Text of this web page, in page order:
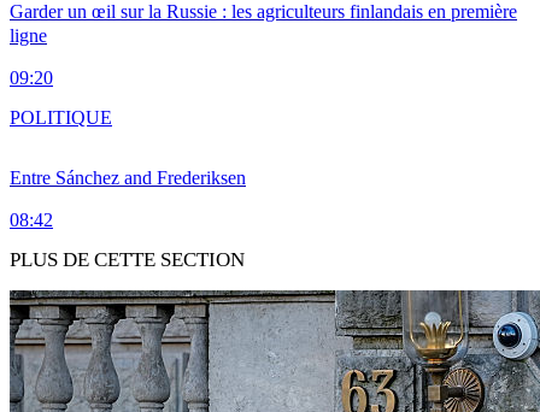
Garder un œil sur la Russie : les agriculteurs finlandais en première
ligne
09:20
Entre Sánchez and Frederiksen
08:42
POLITIQUE
PLUS DE CETTE SECTION